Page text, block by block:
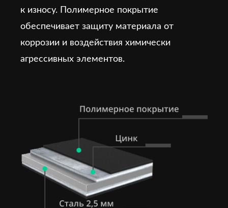
к износу. Полимерное покрытие
обеспечивает защиту материала от
коррозии и воздействия химически
агрессивных элементов.